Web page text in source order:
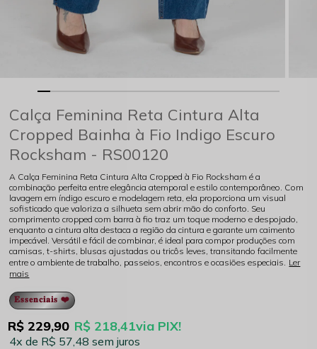
Calça Feminina Reta Cintura Alta
Cropped Bainha à Fio Indigo Escuro
Rocksham - RS00120
A Calça Feminina Reta Cintura Alta Cropped à Fio Rocksham é a
combinação perfeita entre elegância atemporal e estilo contemporâneo. Com
lavagem em índigo escuro e modelagem reta, ela proporciona um visual
sofisticado que valoriza a silhueta sem abrir mão do conforto. Seu
comprimento cropped com barra à fio traz um toque moderno e despojado,
enquanto a cintura alta destaca a região da cintura e garante um caimento
impecável. Versátil e fácil de combinar, é ideal para compor produções com
camisas, t-shirts, blusas ajustadas ou tricôs leves, transitando facilmente
entre o ambiente de trabalho, passeios, encontros e ocasiões especiais. Ler
mais
𝐄𝐬𝐬𝐞𝐧𝐜𝐢𝐚𝐢𝐬 ❤️
R$ 218,41via PIX!
R$ 229,90
4x R$ 57,48sem juros